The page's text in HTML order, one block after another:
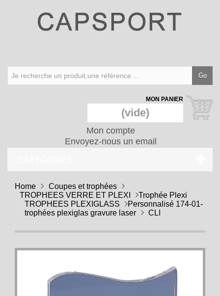
Go
MON PANIER
(vide)
Mon compte
Envoyez-nous un email
Home
Coupes et trophées
TROPHEES VERRE ET PLEXI
TROPHEES PLEXIGLASS
trophées plexiglas gravure laser
Trophée Plexi
Personnalisé 174-01-
CLI